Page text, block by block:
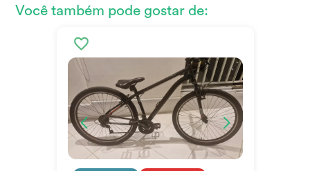
Ano: 2024
Condição: Usado
Estado de Conservação: Ótimo
Você também pode gostar de: